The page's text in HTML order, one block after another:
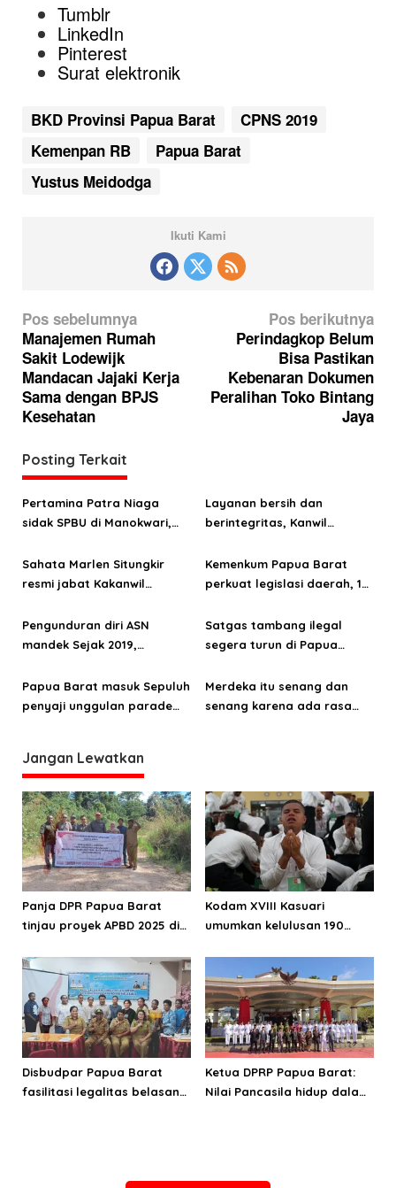
Tumblr
LinkedIn
Pinterest
Surat elektronik
BKD Provinsi Papua Barat
CPNS 2019
Kemenpan RB
Papua Barat
Yustus Meidodga
Ikuti Kami
N
a
v
i
g
s
i
p
s
Pos sebelumnya
Manajemen Rumah
Sakit Lodewijk
Mandacan Jajaki Kerja
Sama dengan BPJS
Kesehatan
Pos berikutnya
Perindagkop Belum
Bisa Pastikan
Kebenaran Dokumen
Peralihan Toko Bintang
Jaya
Posting Terkait
Pertamina Patra Niaga
sidak SPBU di Manokwari,
subsidi
Layanan bersih dan
berintegritas, Kanwil
predikat WBK
Sahata Marlen Situngkir
resmi jabat Kakanwil
Kemenkum Papua Barat
perkuat legislasi daerah, 123
diharmonisasi sepanjang
2025
Pengunduran diri ASN
mandek Sejak 2019,
tegur keras Dinas PUPR
Satgas tambang ilegal
segera turun di Papua
akan pimpin langsung
Papua Barat masuk Sepuluh
penyaji unggulan parade
Merdeka itu senang dan
senang karena ada rasa
Jangan Lewatkan
Panja DPR Papua Barat
tinjau proyek APBD 2025 di
Bintuni
Kodam XVIII Kasuari
umumkan kelulusan 190
Disbudpar Papua Barat
fasilitasi legalitas belasan
Ketua DPRP Papua Barat:
Nilai Pancasila hidup dalam